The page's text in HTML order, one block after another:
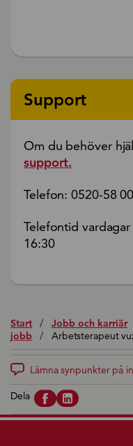
Support
Om du behöver
support.
Telefon: 0520-58
Telefontid
16:30
Start / Jobb och karriär
jobb
/ Arbetsterapeut
Lämna synpunkter på
Dela